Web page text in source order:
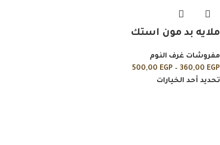
ملايه بد مون استك
مفروشات غرف النوم
360,00 EGP
–
500,00 EGP
تحديد أحد الخيارات